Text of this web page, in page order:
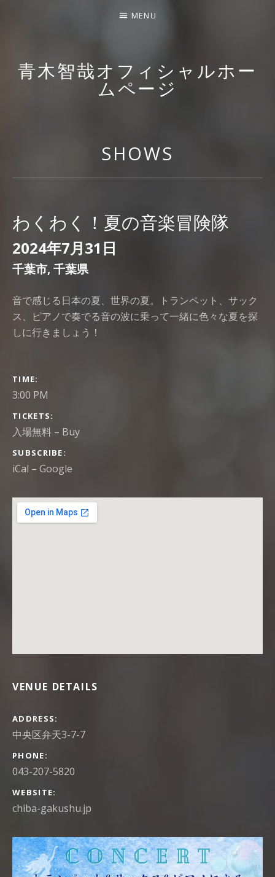
青木智哉オフィシャルホー
ムページ
MENU
SHOWS
わくわく！夏の音楽冒険隊
2024年7月31日
千葉市, 千葉県
音で感じる日本の夏、世界の夏。トランペット、サック
ス、ピアノで奏でる音の波に乗って一緒に色々な夏を探
しに行きましょう！
GIG DETAILS
TIME
3:00 PM
TICKETS
入場無料 – Buy
SUBSCRIBE
iCal Google
VENUE DETAILS
ADDRESS
PHONE
043-207-5820
WEBSITE
chiba-gakushu.jp